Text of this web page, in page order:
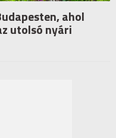
ahol
utolsó nyári